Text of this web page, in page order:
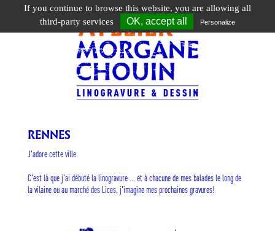
navigation
RENNES
J'adore cette ville.
C'est là que j'ai débuté la linogravure ... et à chacune de mes balades le long de
la vilaine ou au marché des Lices, j'imagine mes prochaines gravures!
If you continue to browse this website, you are allowing all
third-party services
OK, accept all Personalize